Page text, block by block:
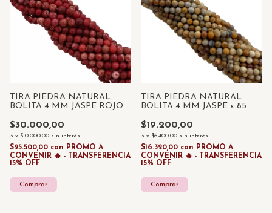
TIRA PIEDRA NATURAL
BOLITA 4 MM JASPE ROJO x
$30.000,00
3 x $10.000,00 sin interés
$25.500,00 con PROMO A
CONVENIR 🔥 - TRANSFERENCIA
15% OFF
TIRA PIEDRA NATURAL
BOLITA 4 MM JASPE x 85
$19.200,00
3 x $6.400,00 sin interés
$16.320,00 con PROMO A
CONVENIR 🔥 - TRANSFERENCIA
15% OFF